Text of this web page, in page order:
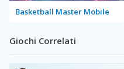
Basketball Master Mobile
Giochi Correlati